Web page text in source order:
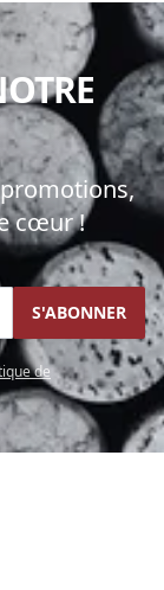
cœur !
S'ABONNER
de